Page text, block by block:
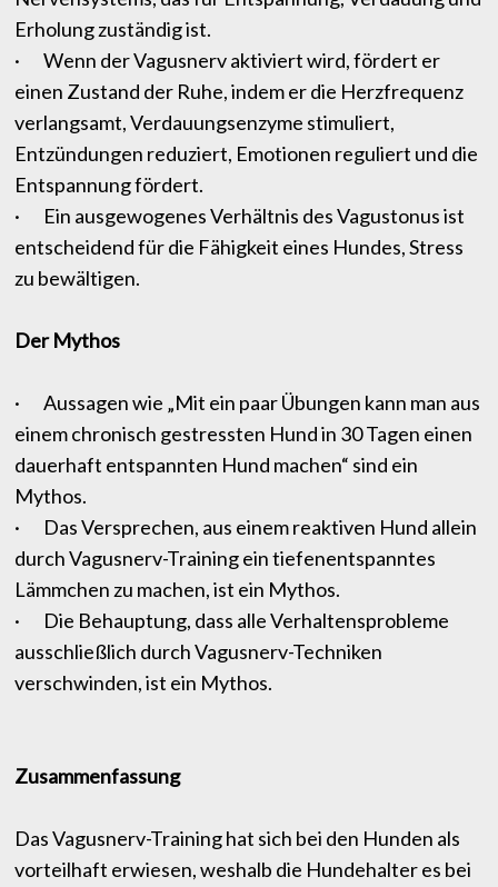
Erholung zuständig ist.
· Wenn der Vagusnerv aktiviert wird, fördert er
einen Zustand der Ruhe, indem er die Herzfrequenz
verlangsamt, Verdauungsenzyme stimuliert,
Entzündungen reduziert, Emotionen reguliert und die
Entspannung fördert.
· Ein ausgewogenes Verhältnis des Vagustonus ist
entscheidend für die Fähigkeit eines Hundes, Stress
zu bewältigen.
Der Mythos
· Aussagen wie „Mit ein paar Übungen kann man aus
einem chronisch gestressten Hund in 30 Tagen einen
dauerhaft entspannten Hund machen“ sind ein
Mythos.
· Das Versprechen, aus einem reaktiven Hund allein
durch Vagusnerv-Training ein tiefenentspanntes
Lämmchen zu machen, ist ein Mythos.
· Die Behauptung, dass alle Verhaltensprobleme
ausschließlich durch Vagusnerv-Techniken
verschwinden, ist ein Mythos.
Zusammenfassung
Das Vagusnerv-Training hat sich bei den Hunden als
vorteilhaft erwiesen, weshalb die Hundehalter es bei